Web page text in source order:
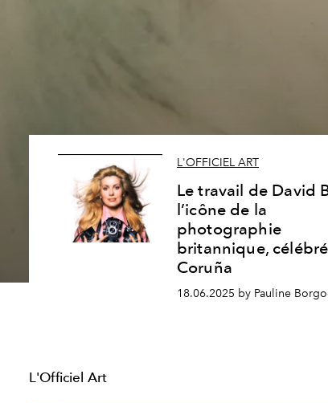
L'OFFICIEL ART
Le travail de David
l’icône de la
photographie
britannique,
Coruña
18.06.2025 by Pauline
L'Officiel Art